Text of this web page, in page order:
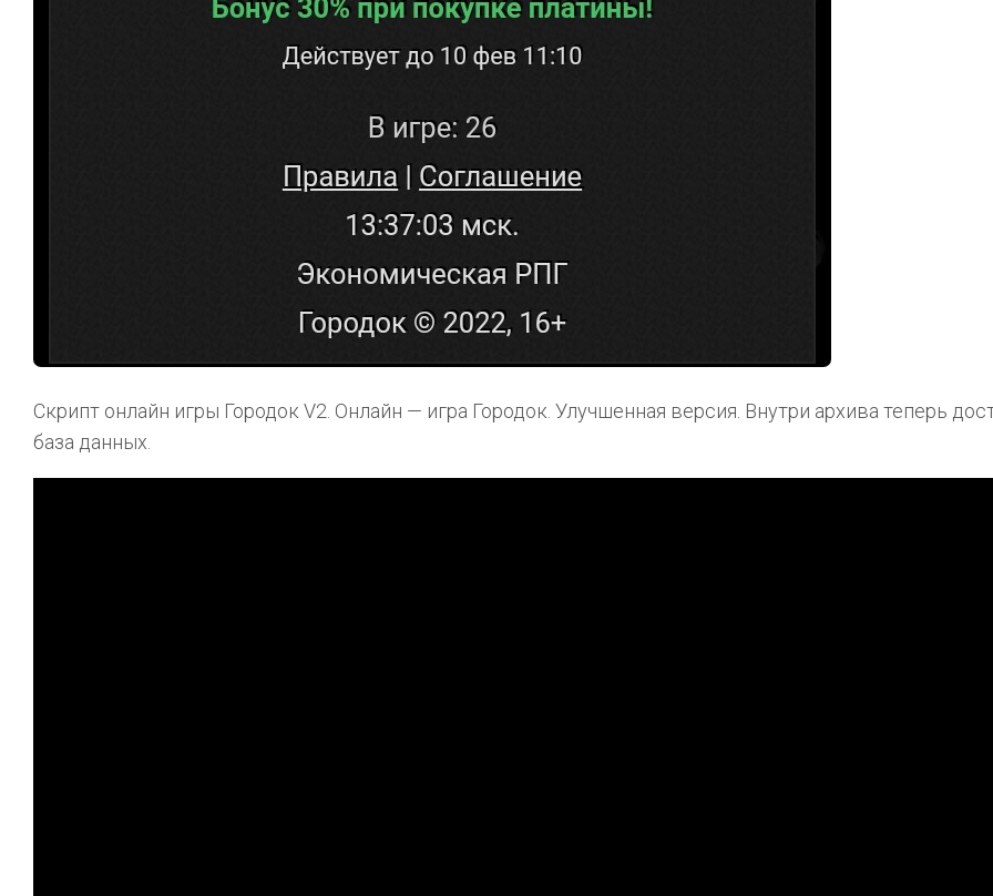
Скрипт онлайн игры Городок V2. Онлайн — игра Городок. Улучшенная версия. Внутри архива теперь
база данных.